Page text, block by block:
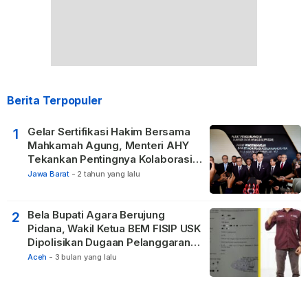
Berita Terpopuler
1
Gelar Sertifikasi Hakim Bersama
Mahkamah Agung, Menteri AHY
Tekankan Pentingnya Kolaborasi
untuk Hadirkan Keadilan bagi
Jawa Barat - 2 tahun yang lalu
2
Bela Bupati Agara Berujung
Pidana, Wakil Ketua BEM FISIP USK
Dipolisikan Dugaan Pelanggaran
Privasi dan UU ITE
Aceh - 3 bulan yang lalu